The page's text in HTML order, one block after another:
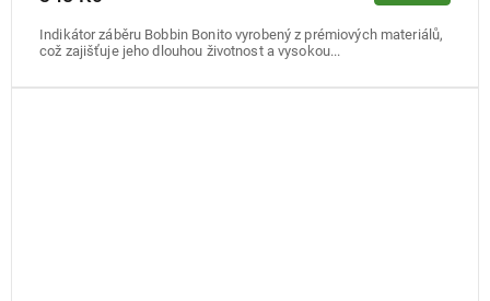
Indikátor záběru Bobbin Bonito vyrobený z prémiových materiálů,
což zajišťuje jeho dlouhou životnost a vysokou...